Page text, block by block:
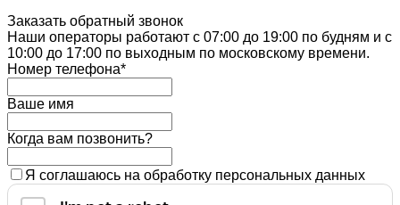
Заказать обратный звонок
Наши операторы работают с 07:00 до 19:00 по будням и с
10:00 до 17:00 по выходным по московскому времени.
Номер телефона*
Ваше имя
Когда вам позвонить?
Я соглашаюсь на обработку персональных данных